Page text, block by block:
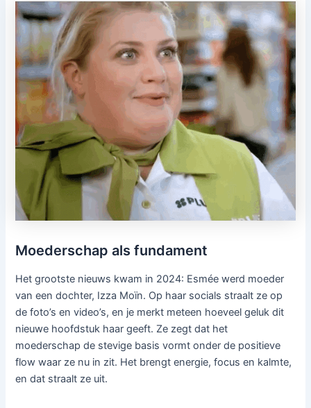
Moederschap als fundament
Het grootste nieuws kwam in 2024: Esmée werd moeder
van een dochter, Izza Moïn. Op haar socials straalt ze op
de foto’s en video’s, en je merkt meteen hoeveel geluk dit
nieuwe hoofdstuk haar geeft. Ze zegt dat het
moederschap de stevige basis vormt onder de positieve
flow waar ze nu in zit. Het brengt energie, focus en kalmte,
en dat straalt ze uit.